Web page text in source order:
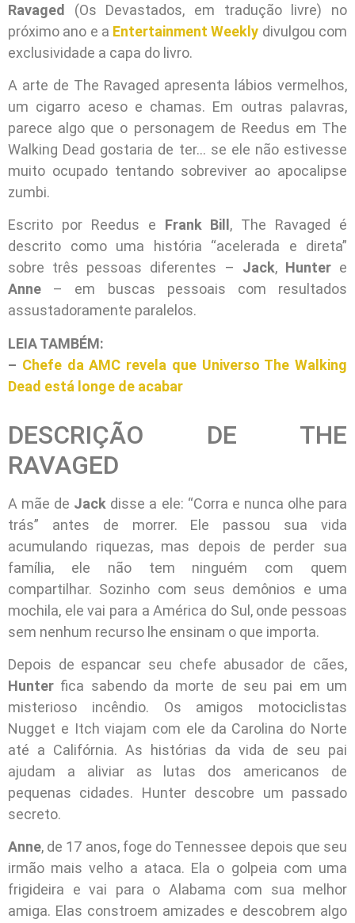
Ravaged (Os Devastados, em tradução livre) no
próximo ano e a Entertainment Weekly divulgou com
exclusividade a capa do livro.
A arte de The Ravaged apresenta lábios vermelhos,
um cigarro aceso e chamas. Em outras palavras,
parece algo que o personagem de Reedus em The
Walking Dead gostaria de ter… se ele não estivesse
muito ocupado tentando sobreviver ao apocalipse
zumbi.
Escrito por Reedus e Frank Bill , The Ravaged é
descrito como uma história “acelerada e direta”
sobre três pessoas diferentes – Jack, Huntere
Anne – em buscas pessoais com resultados
assustadoramente paralelos.
LEIA TAMBÉM:
– Chefe da AMC revela que Universo The Walking
Dead está longe de acabar
DESCRIÇÃO DE THE
RAVAGED
A mãe de Jack disse a ele: “Corra e nunca olhe para
trás” antes de morrer. Ele passou sua vida
acumulando riquezas, mas depois de perder sua
família, ele não tem ninguém com quem
compartilhar. Sozinho com seus demônios e uma
mochila, ele vai para a América do Sul, onde pessoas
sem nenhum recurso lhe ensinam o que importa.
Depois de espancar seu chefe abusador de cães,
Hunter fica sabendo da morte de seu pai em um
misterioso incêndio. Os amigos motociclistas
Nugget e Itch viajam com ele da Carolina do Norte
até a Califórnia. As histórias da vida de seu pai
ajudam a aliviar as lutas dos americanos de
pequenas cidades. Hunter descobre um passado
secreto.
Anne, de 17 anos, foge do Tennessee depois que seu
irmão mais velho a ataca. Ela o golpeia com uma
frigideira e vai para o Alabama com sua melhor
amiga. Elas constroem amizades e descobrem algo